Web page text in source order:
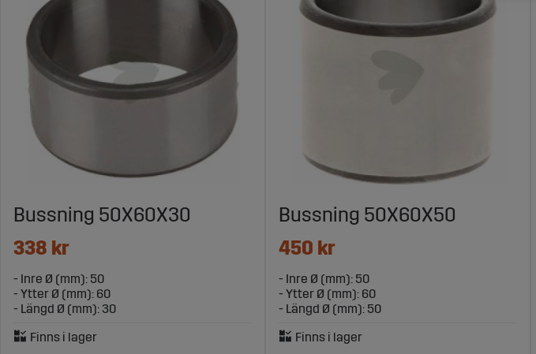
Bussning 50X60X30
338 kr
- Inre Ø (mm): 50
- Ytter Ø (mm): 60
- Längd Ø (mm): 30
Bussning 50X60X50
450 kr
- Inre Ø (mm): 50
- Ytter Ø (mm): 60
- Längd Ø (mm): 50